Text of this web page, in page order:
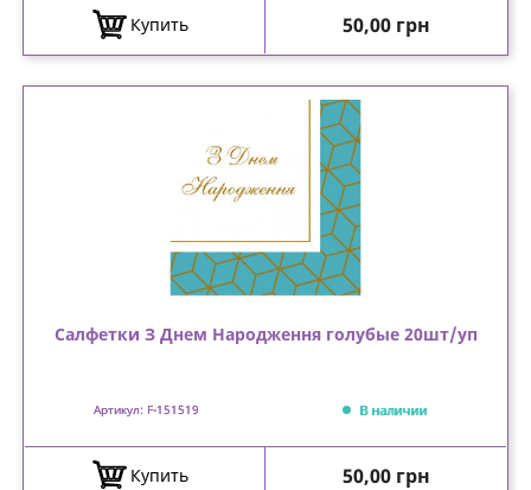
Купить Цена
50,00 грн
Салфетки З Днем Народження голубые 20шт/уп
Артикул: F-151519 В наличии
Купить Цена
50,00 грн